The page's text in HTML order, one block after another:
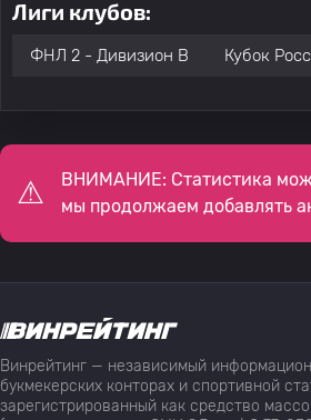
Лиги клубов:
ФНЛ 2 - Дивизион B Кубок
ВНИМАНИЕ: Статистика
мы продолжаем добавлять
Винрейтинг — независимый
букмекерских конторах и спортивной
зарегистрированный как средство